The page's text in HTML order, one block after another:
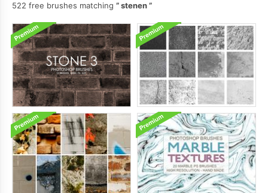
522 free brushes matching
stenen